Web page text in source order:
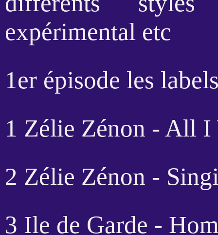
expérimental etc
1er épisode les
1 Zélie Zénon - All I
2 Zélie Zénon -
3 Ile de Garde -